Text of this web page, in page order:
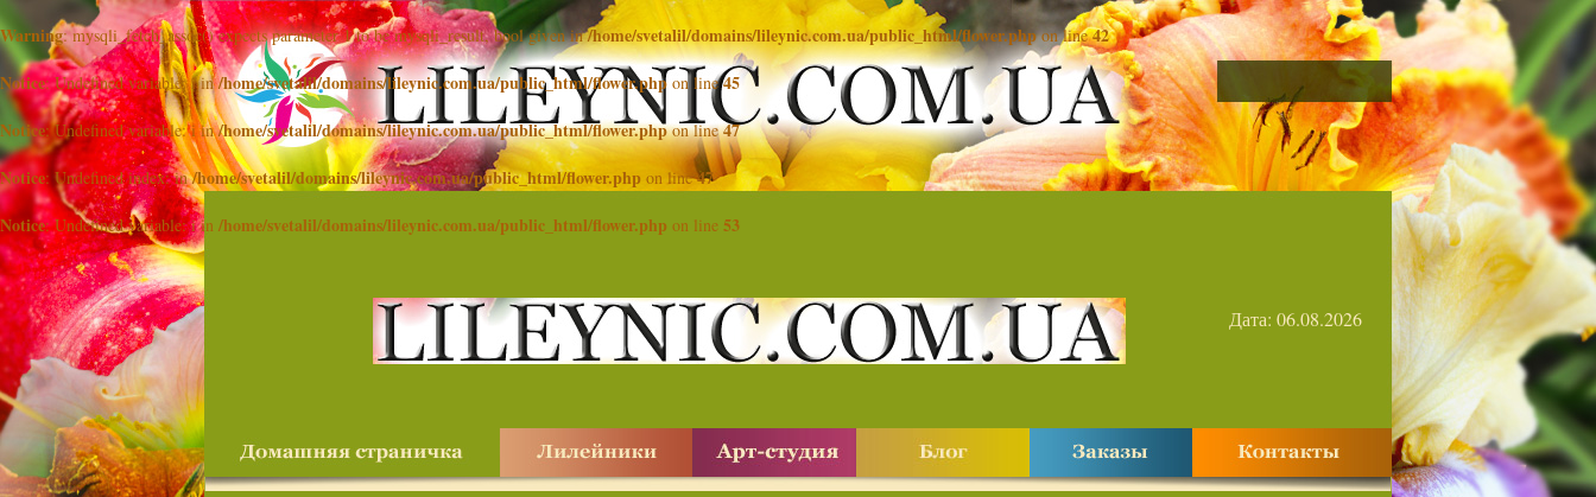
Warning: mysqli_fetch_assoc() expects parameter 1 to be mysqli_result, bool given in/home/svetalil/domains/lileynic.com.ua/public_html/flower.phpon line42
Notice: Undefined variable: i in/home/svetalil/domains/lileynic.com.ua/public_html/flower.php on line45
Notice: Undefined variable: i in/home/svetalil/domains/lileynic.com.ua/public_html/flower.phpon line47
Notice: Undefined index: in/home/svetalil/domains/lileynic.com.ua/public_html/flower.php on line47
Notice: Undefined variable: i in /home/svetalil/domains/lileynic.com.ua/public_html/flower.php on line 53
Дата: 06.08.2026